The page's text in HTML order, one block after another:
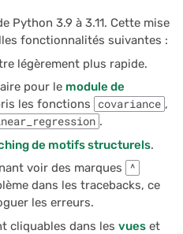
Python 3.9 à 3.11. Cette mise
fonctionnalités suivantes :
légèrement plus rapide.
pour le module de
les fonctions covariance ,
.
de motifs structurels.
voir des marques
^
dans les tracebacks, ce
les erreurs.
cliquables dans lesvues et